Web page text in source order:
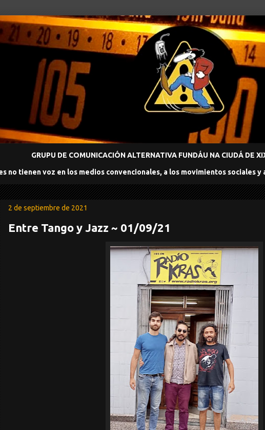
GRUPU DE COMUNICACIÓN ALTERNATIVA FUNDÁU NA CIUDÁ DE
no tienen voz en los medios convencionales, a los movimientos sociales
2 de septiembre de 2021
Entre Tango y Jazz ~ 01/09/21